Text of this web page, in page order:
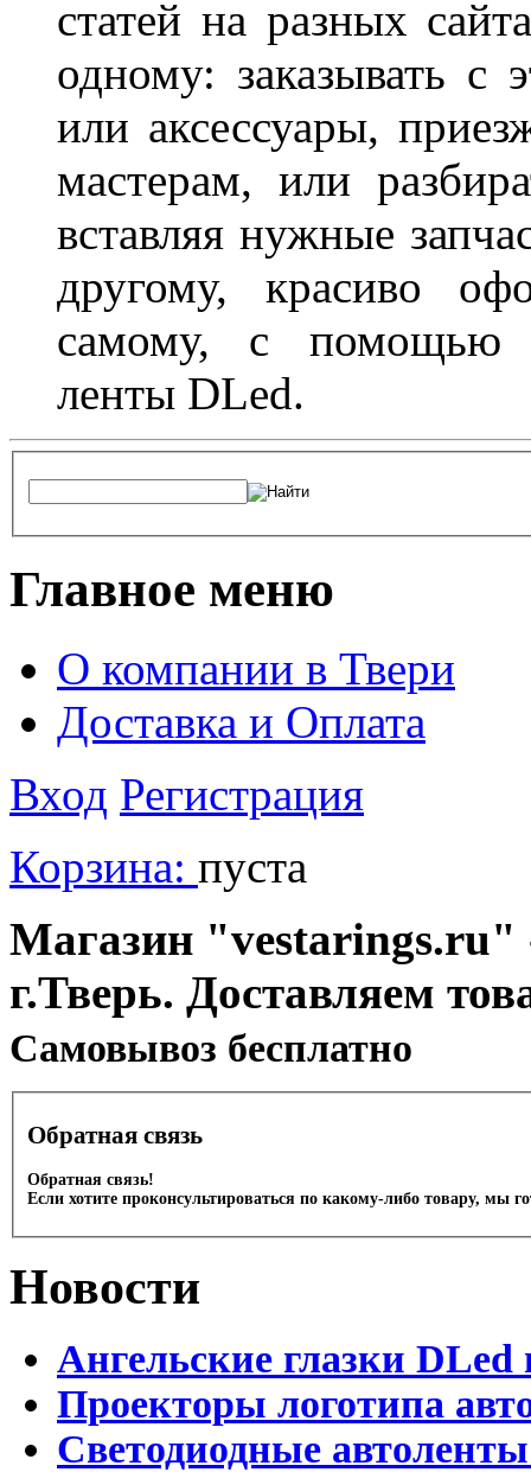
статей на разных
одному: заказывать с
или аксессуары,
мастерам, или
вставляя нужные
другому, красиво
самому, с помощью
ленты DLed.
Главное меню
О компании в Твери
Доставка и Оплата
Вход Регистрация
Корзина: пуста
Магазин "vestarings.ru"
г.Тверь. Доставляем
Cамовывоз бесплатно
Обратная связь
Обратная связь!
Если хотите проконсультироваться по какому-либо товару, мы
Новости
Ангельские глазки DLed
Проекторы логотипа
Светодиодные